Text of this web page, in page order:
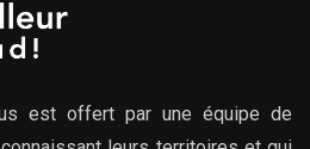
est offert par une équipe de